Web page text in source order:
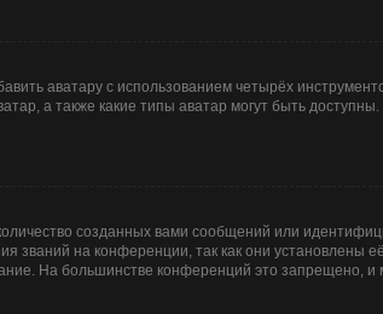
аватару с использованием четырёх
а также какие типы аватар могут быть
созданных вами сообщений или
званий на конференции, так как они
На большинстве конференций это запрещено,